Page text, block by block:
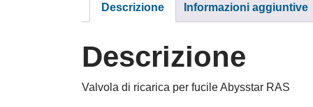
Descrizione Informazioni aggiuntive
Descrizione
Valvola di ricarica per fucile Abysstar RAS